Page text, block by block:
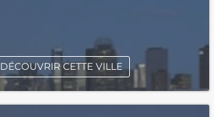
DÉCOUVRIR CETTE VILLE